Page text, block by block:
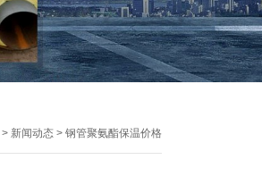
> 新闻动态 > 钢管聚氨酯保温价格